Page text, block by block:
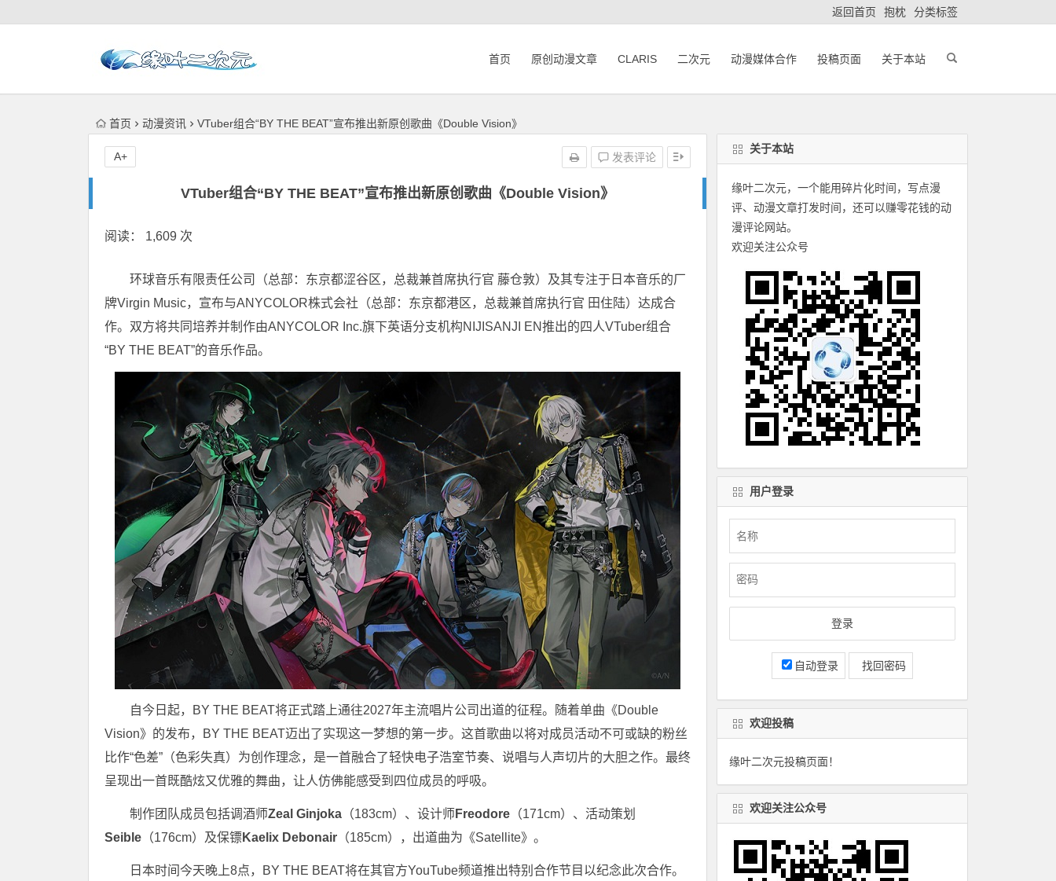
返回首页 抱枕 分类标签
首页 原创动漫文章 CLARIS 二次元 动漫媒体合作 投稿页面 关于本站
首页 动漫资讯 VTuber组合“BY THE BEAT”宣布推出新原创歌曲《Double Vision》
VTuber组合“BY THE BEAT”宣布推出新原创歌曲《Double Vision》
发表评论
A+
阅读： 1,609 次
环球音乐有限责任公司（总部：东京都涩谷区，总裁兼首席执行官 藤仓敦）及其专注于日本音乐的厂
牌Virgin Music，宣布与ANYCOLOR株式会社（总部：东京都港区，总裁兼首席执行官 田住陆）达成合
作。双方将共同培养并制作由ANYCOLOR Inc.旗下英语分支机构NIJISANJI EN推出的四人VTuber组合
“BY THE BEAT”的音乐作品。
自今日起，BY THE BEAT将正式踏上通往2027年主流唱片公司出道的征程。随着单曲《Double
Vision》的发布，BY THE BEAT迈出了实现这一梦想的第一步。这首歌曲以将对成员活动不可或缺的粉丝
比作“色差”（色彩失真）为创作理念，是一首融合了轻快电子浩室节奏、说唱与人声切片的大胆之作。最终
呈现出一首既酷炫又优雅的舞曲，让人仿佛能感受到四位成员的呼吸。
制作团队成员包括调酒师Zeal Ginjoka （183cm）、设计师 Freodore （171cm）、活动策划
Seible （176cm）及保镖Kaelix Debonair （185cm），出道曲为《Satellite》。
日本时间今天晚上8点，BY THE BEAT将在其官方YouTube频道推出特别合作节目以纪念此次合作。
关于本站
缘叶二次元，一个能用碎片化时间，写点漫
评、动漫文章打发时间，还可以赚零花钱的动
漫评论网站。
欢迎关注公众号
用户登录
自动登录 找回密码
欢迎投稿
缘叶二次元投稿页面！
欢迎关注公众号